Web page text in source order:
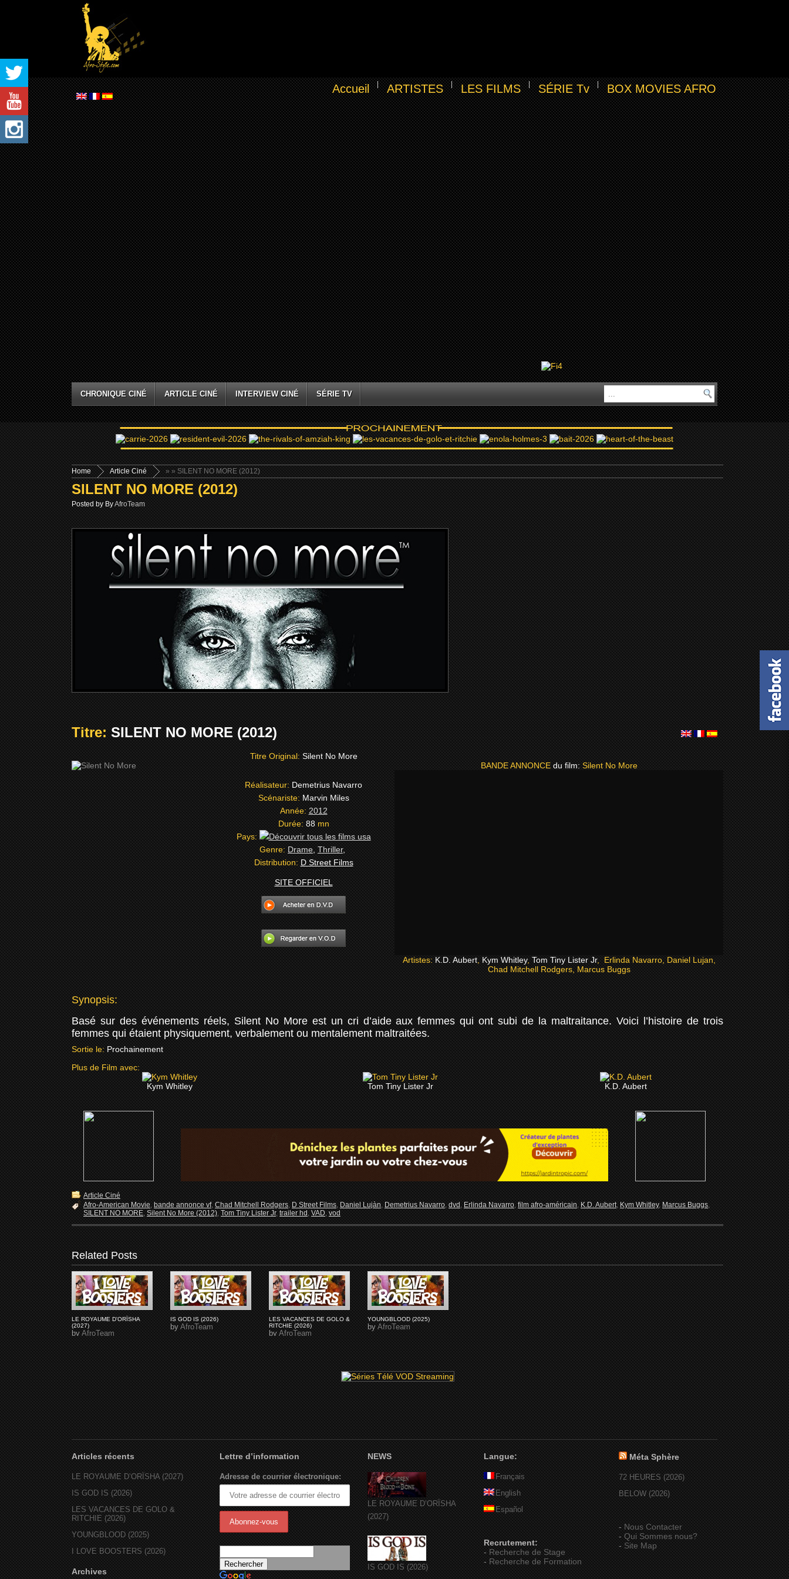
Accueil ARTISTES LES FILMS SÉRIE Tv BOX MOVIES AFRO
CHRONIQUE CINÉ ARTICLE CINÉ INTERVIEW CINÉ SÉRIE TV
Home »
Article Ciné » SILENT NO MORE (2012)
SILENT NO MORE (2012)
Posted by ByAfroTeam
Titre:SILENT NO MORE (2012)
Titre Original:Silent No More
Réalisateur:Demetrius Navarro
Scénariste:Marvin Miles
Année:2012
Durée:88mn
Pays:
Genre:Drame,Thriller,
Distribution:D Street Films
SITE OFFICIEL
BANDE ANNONCE du film: Silent No More
Artistes:K.D. Aubert,Kym Whitley,Tom Tiny Lister Jr, Erlinda Navarro, Daniel Lujan,
Chad Mitchell Rodgers, Marcus Buggs
Synopsis:
Basé sur des événements réels, Silent No More est un cri d’aide aux femmes qui ont subi de la maltraitance. Voici l’histoire de trois
femmes qui étaient physiquement, verbalement ou mentalement maltraitées.
Sortie le: Prochainement
Plus de Film avec:
Kym Whitley
Tom Tiny Lister Jr K.D. Aubert
Article Ciné
Afro-American Movie,bande annonce vf,Chad Mitchell Rodgers,D Street Films,Daniel Lujàn,Demetrius Navarro,dvd,Erlinda Navarro,film afro-américain,K.D. Aubert,Kym Whitley,Marcus Buggs,
SILENT NO MORE,Silent No More (2012),Tom Tiny Lister Jr,trailer hd,VAD,vod
Related Posts
LE ROYAUME D'ORÏSHA
(2027)
byAfroTeam
IS GOD IS (2026)
byAfroTeam
LES VACANCES DE GOLO &
RITCHIE (2026)
byAfroTeam
YOUNGBLOOD (2025)
byAfroTeam
Articles récents
LE ROYAUME D’ORÏSHA (2027)
IS GOD IS (2026)
LES VACANCES DE GOLO &
RITCHIE (2026)
YOUNGBLOOD (2025)
I LOVE BOOSTERS (2026)
Archives
Lettre d’information
Adresse de courrier électronique:
NEWS
LE ROYAUME D’ORÏSHA
(2027)
IS GOD IS (2026)
Langue:
Français
English
Español
Recrutement:
-Recherche de Stage
-Recherche de Formation
Méta Sphère
72 HEURES (2026)
BELOW (2026)
-Nous Contacter
-Qui Sommes nous?
-Site Map